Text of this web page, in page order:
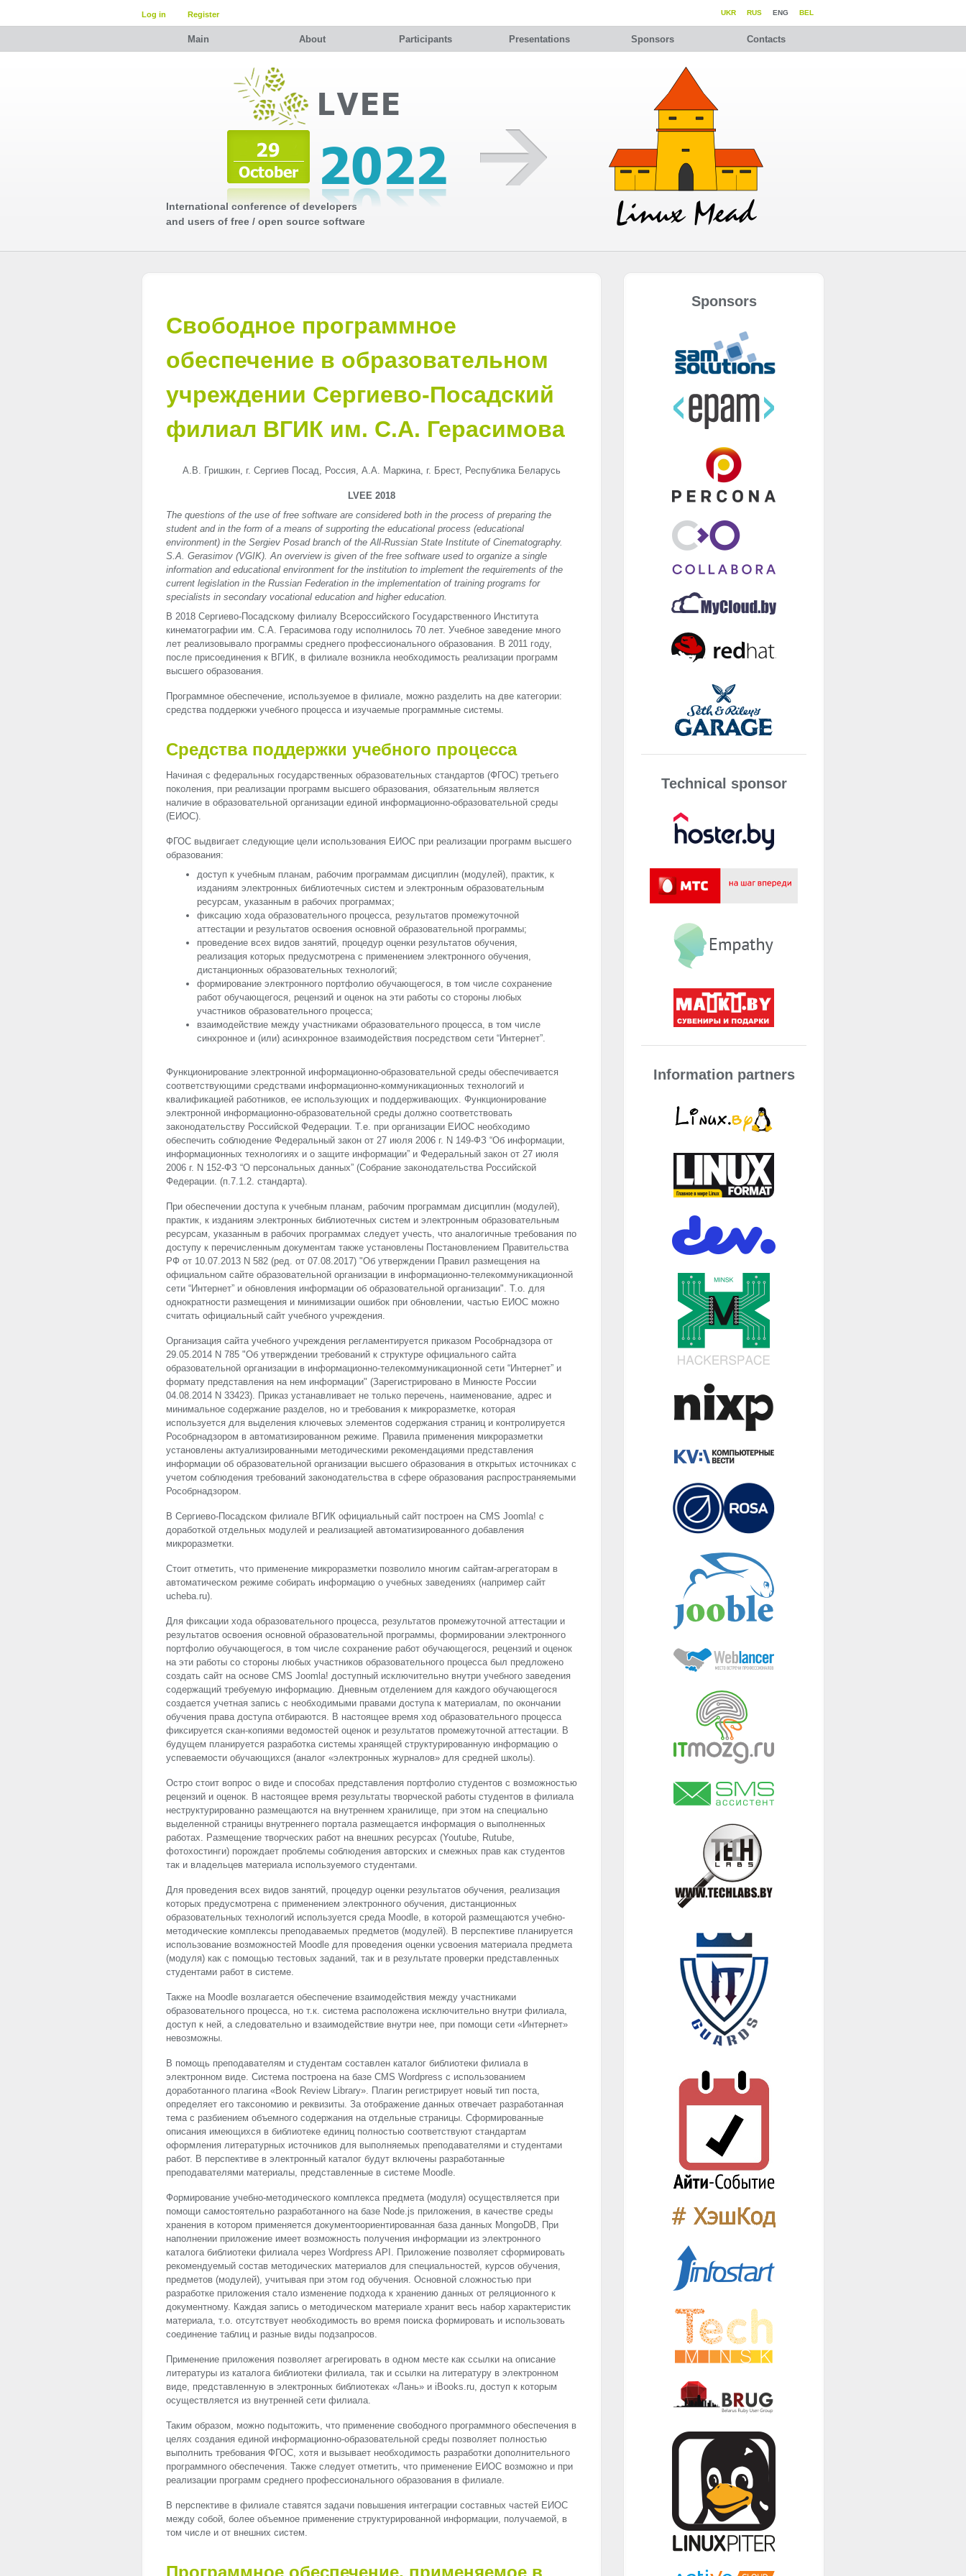
Log in Register BEL
ENG
RUS
UKR
Main About Participants Presentations Sponsors Contacts
International conference of developers
and users of free / open source software
Свободное программное
обеспечение в образовательном
учреждении Сергиево-Посадский
филиал ВГИК им. С.А. Герасимова
А.В. Гришкин, г. Сергиев Посад, Россия, А.А. Маркина, г. Брест, Республика Беларусь
LVEE 2018
The questions of the use of free software are considered both in the process of preparing the
student and in the form of a means of supporting the educational process (educational
environment) in the Sergiev Posad branch of the All-Russian State Institute of Cinematography.
S.A. Gerasimov (VGIK). An overview is given of the free software used to organize a single
information and educational environment for the institution to implement the requirements of the
current legislation in the Russian Federation in the implementation of training programs for
specialists in secondary vocational education and higher education.
В 2018 Сергиево-Посадскому филиалу Всероссийского Государственного Института
кинематографии им. С.А. Герасимова году исполнилось 70 лет. Учебное заведение много
лет реализовывало программы среднего профессионального образования. В 2011 году,
после присоединения к ВГИК, в филиале возникла необходимость реализации программ
высшего образования.
Программное обеспечение, используемое в филиале, можно разделить на две категории:
средства поддеркжи учебного процесса и изучаемые программные системы.
Средства поддержки учебного процесса
Начиная с федеральных государственных образовательных стандартов (ФГОС) третьего
поколения, при реализации программ высшего образования, обязательным является
наличие в образовательной организации единой информационно-образовательной среды
(ЕИОС).
ФГОС выдвигает следующие цели использования ЕИОС при реализации программ высшего
образования:
доступ к учебным планам, рабочим программам дисциплин (модулей), практик, к
изданиям электронных библиотечных систем и электронным образовательным
ресурсам, указанным в рабочих программах;
фиксацию хода образовательного процесса, результатов промежуточной
аттестации и результатов освоения основной образовательной программы;
проведение всех видов занятий, процедур оценки результатов обучения,
реализация которых предусмотрена с применением электронного обучения,
дистанционных образовательных технологий;
формирование электронного портфолио обучающегося, в том числе сохранение
работ обучающегося, рецензий и оценок на эти работы со стороны любых
участников образовательного процесса;
взаимодействие между участниками образовательного процесса, в том числе
синхронное и (или) асинхронное взаимодействия посредством сети “Интернет”.
Функционирование электронной информационно-образовательной среды обеспечивается
соответствующими средствами информационно-коммуникационных технологий и
квалификацией работников, ее использующих и поддерживающих. Функционирование
электронной информационно-образовательной среды должно соответствовать
законодательству Российской Федерации. Т.е. при организации ЕИОС необходимо
обеспечить соблюдение Федеральный закон от 27 июля 2006 г. N 149-ФЗ “Об информации,
информационных технологиях и о защите информации” и Федеральный закон от 27 июля
2006 г. N 152-ФЗ “О персональных данных” (Собрание законодательства Российской
Федерации. (п.7.1.2. стандарта).
При обеспечении доступа к учебным планам, рабочим программам дисциплин (модулей),
практик, к изданиям электронных библиотечных систем и электронным образовательным
ресурсам, указанным в рабочих программах следует учесть, что аналогичные требования по
доступу к перечисленным документам также установлены Постановлением Правительства
РФ от 10.07.2013 N 582 (ред. от 07.08.2017) "Об утверждении Правил размещения на
официальном сайте образовательной организации в информационно-телекоммуникационной
сети “Интернет” и обновления информации об образовательной организации". Т.о. для
однократности размещения и минимизации ошибок при обновлении, частью ЕИОС можно
считать официальный сайт учебного учреждения.
Организация сайта учебного учреждения регламентируется приказом Рособрнадзора от
29.05.2014 N 785 "Об утверждении требований к структуре официального сайта
образовательной организации в информационно-телекоммуникационной сети “Интернет” и
формату представления на нем информации" (Зарегистрировано в Минюсте России
04.08.2014 N 33423). Приказ устанавливает не только перечень, наименование, адрес и
минимальное содержание разделов, но и требования к микроразметке, которая
используется для выделения ключевых элементов содержания страниц и контролируется
Рособрнадзором в автоматизированном режиме. Правила применения микроразметки
установлены актуализированными методическими рекомендациями представления
информации об образовательной организации высшего образования в открытых источниках с
учетом соблюдения требований законодательства в сфере образования распространяемыми
Рособрнадзором.
В Сергиево-Посадском филиале ВГИК официальный сайт построен на CMS Joomla! с
доработкой отдельных модулей и реализацией автоматизированного добавления
микроразметки.
Стоит отметить, что применение микроразметки позволило многим сайтам-агрегаторам в
автоматическом режиме собирать информацию о учебных заведениях (например сайт
ucheba.ru).
Для фиксации хода образовательного процесса, результатов промежуточной аттестации и
результатов освоения основной образовательной программы, формировании электронного
портфолио обучающегося, в том числе сохранение работ обучающегося, рецензий и оценок
на эти работы со стороны любых участников образовательного процесса был предложено
создать сайт на основе CMS Joomla! доступный исключительно внутри учебного заведения
содержащий требуемую информацию. Дневным отделением для каждого обучающегося
создается учетная запись с необходимыми правами доступа к материалам, по окончании
обучения права доступа отбираются. В настоящее время ход образовательного процесса
фиксируется скан-копиями ведомостей оценок и результатов промежуточной аттестации. В
будущем планируется разработка системы хранящей структурированную информацию о
успеваемости обучающихся (аналог «электронных журналов» для средней школы).
Остро стоит вопрос о виде и способах представления портфолио студентов с возможностью
рецензий и оценок. В настоящее время результаты творческой работы студентов в филиала
неструктурированно размещаются на внутреннем хранилище, при этом на специально
выделенной страницы внутреннего портала размещается информация о выполненных
работах. Размещение творческих работ на внешних ресурсах (Youtube, Rutube,
фотохостинги) порождает проблемы соблюдения авторских и смежных прав как студентов
так и владельцев материала используемого студентами.
Для проведения всех видов занятий, процедур оценки результатов обучения, реализация
которых предусмотрена с применением электронного обучения, дистанционных
образовательных технологий используется среда Moodle, в которой размещаются учебно-
методические комплексы преподаваемых предметов (модулей). В перспективе планируется
использование возможностей Moodle для проведения оценки усвоения материала предмета
(модуля) как с помощью тестовых заданий, так и в результате проверки представленных
студентами работ в системе.
Также на Moodle возлагается обеспечение взаимодействия между участниками
образовательного процесса, но т.к. система расположена исключительно внутри филиала,
доступ к ней, а следовательно и взаимодействие внутри нее, при помощи сети «Интернет»
невозможны.
В помощь преподавателям и студентам составлен каталог библиотеки филиала в
электронном виде. Система построена на базе CMS Wordpress с использованием
доработанного плагина «Book Review Library». Плагин регистрирует новый тип поста,
определяет его таксономию и реквизиты. За отображение данных отвечает разработанная
тема с разбиением объемного содержания на отдельные страницы. Сформированные
описания имеющихся в библиотеке единиц полностью соответствуют стандартам
оформления литературных источников для выполняемых преподавателями и студентами
работ. В перспективе в электронный каталог будут включены разработанные
преподавателями материалы, представленные в системе Moodle.
Формирование учебно-методического комплекса предмета (модуля) осуществляется при
помощи самостоятельно разработанного на базе Node.js приложения, в качестве среды
хранения в котором применяется документоориентированная база данных MongoDB, При
наполнении приложение имеет возможность получения информации из электронного
каталога библиотеки филиала через Wordpress API . Приложение позволяет сформировать
рекомендуемый состав методических материалов для специальностей, курсов обучения,
предметов (модулей), учитывая при этом год обучения. Основной сложностью при
разработке приложения стало изменение подхода к хранению данных от реляционного к
документному. Каждая запись о методическом материале хранит весь набор характеристик
материала, т.о. отсутствует необходимость во время поиска формировать и использовать
соединение таблиц и разные виды подзапросов.
Применение приложения позволяет агрегировать в одном месте как ссылки на описание
литературы из каталога библиотеки филиала, так и ссылки на литературу в электронном
виде, представленную в электронных библиотеках «Лань» и iBooks.ru, доступ к которым
осуществляется из внутренней сети филиала.
Таким образом, можно подытожить, что применение свободного программного обеспечения в
целях создания единой информационно-образовательной среды позволяет полностью
выполнить требования ФГОС, хотя и вызывает необходимость разработки дополнительного
программного обеспечения. Также следует отметить, что применение ЕИОС возможно и при
реализации программ среднего профессионального образования в филиале.
В перспективе в филиале ставятся задачи повышения интеграции составных частей ЕИОС
между собой, более объемное применение структурированной информации, получаемой, в
том числе и от внешних систем.
Программное обеспечение, применяемое в
Sponsors
Technical sponsor
Information partners